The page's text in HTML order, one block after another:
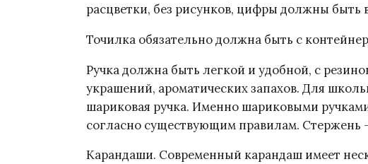
расцветки, без рисунков, цифры должны быть
Точилка обязательно должна быть с
Ручка должна быть легкой и удобной, с
украшений, ароматических запахов. Для
шариковая ручка. Именно шариковыми
согласно существующим правилам. Стержень
Карандаши. Современный карандаш имеет